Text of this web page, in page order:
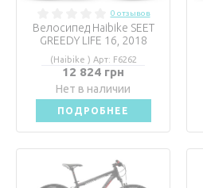
0 отзывов
Велосипед Haibike SEET
GREEDY LIFE 16, 2018
(Haibike ) Арт: F6262
12 824 грн
Нет в наличии
ПОДРОБНЕЕ